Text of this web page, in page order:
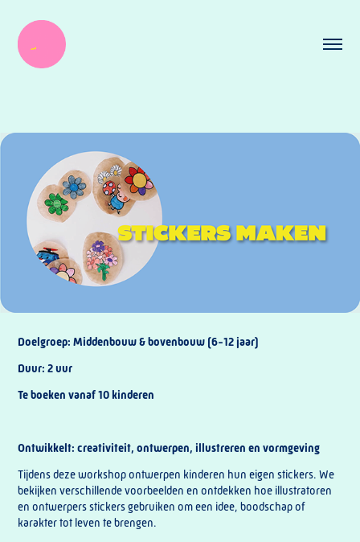
Doelgroep: Middenbouw & bovenbouw (6-12 jaar)
Duur: 2 uur
Te boeken vanaf 10 kinderen
Ontwikkelt: creativiteit, ontwerpen, illustreren en vormgeving
Tijdens deze workshop ontwerpen kinderen hun eigen stickers. We
bekijken verschillende voorbeelden en ontdekken hoe illustratoren
en ontwerpers stickers gebruiken om een idee, boodschap of
karakter tot leven te brengen.